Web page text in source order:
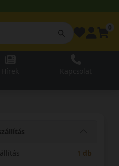
1 db